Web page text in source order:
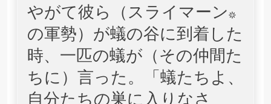
やがて彼ら（スライマーン*
の軍勢）が蟻の谷に到着した
時、一匹の蟻が（その仲間た
ちに）言った。「蟻たちよ、